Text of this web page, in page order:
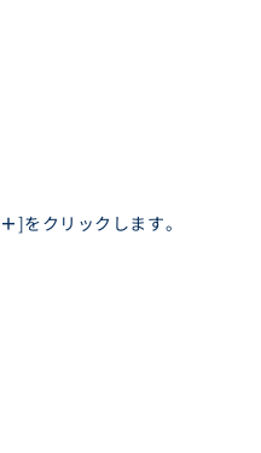
＋]をクリックします。